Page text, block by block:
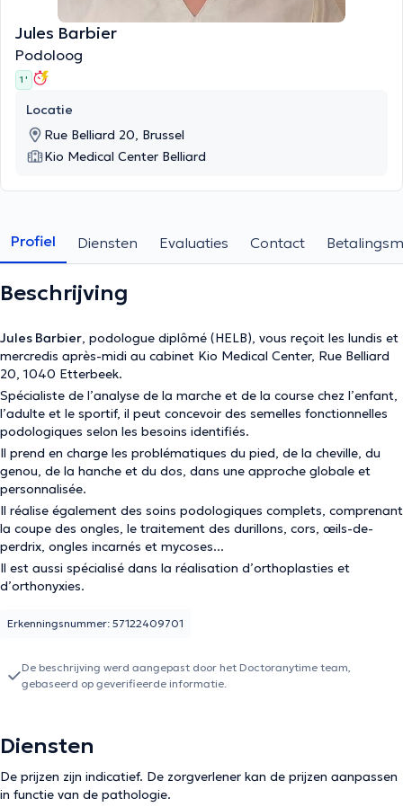
Jules Barbier
Podoloog
1 '
Locatie
Rue Belliard 20, Brussel
Kio Medical Center Belliard
Profiel Diensten Evaluaties Contact
Beschrijving
Jules Barbier, podologue diplômé (HELB), vous reçoit les lundis et
mercredis après-midi au cabinet Kio Medical Center, Rue Belliard
20, 1040 Etterbeek.
Spécialiste de l’analyse de la marche et de la course chez l’enfant,
l’adulte et le sportif, il peut concevoir des semelles fonctionnelles
podologiques selon les besoins identifiés.
Il prend en charge les problématiques du pied, de la cheville, du
genou, de la hanche et du dos, dans une approche globale et
personnalisée.
Il réalise également des soins podologiques complets, comprenant
la coupe des ongles, le traitement des durillons, cors, œils-de-
perdrix, ongles incarnés et mycoses...
Il est aussi spécialisé dans la réalisation d’orthoplasties et
d’orthonyxies.
Erkenningsnummer: 57122409701
De beschrijving werd aangepast door het Doctoranytime team,
gebaseerd op geverifieerde informatie.
Diensten
De prijzen zijn indicatief. De zorgverlener kan de prijzen aanpassen
in functie van de pathologie.